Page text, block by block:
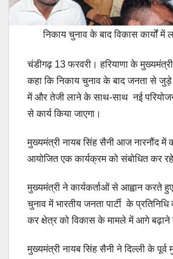
निकाय चुनाव के बाद विकास कार्यों में
चंडीगढ़ 13 फरवरी। हरियाणा के
कहा कि निकाय चुनाव के बाद जनता से जुड़े
में और तेजी लाने के साथ-साथ नई
से कार्य किया जाएगा।
मुख्यमंत्री नायब सिंह सैनी आज नारनौंद में
आयोजित एक कार्यक्रम को संबोधित कर
मुख्यमंत्री ने कार्यकर्ताओं से आह्वान करते
चुनाव में भारतीय जनता पार्टी के
कर क्षेत्र को विकास के मामले में आगे
मुख्यमंत्री नायब सिंह सैनी ने दिल्ली के पूर्व